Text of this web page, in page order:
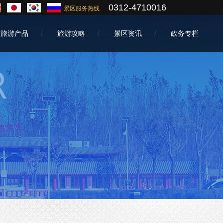
景区服务热线 0312-4710016
旅游产品 旅游攻略 景区资讯 政务专栏